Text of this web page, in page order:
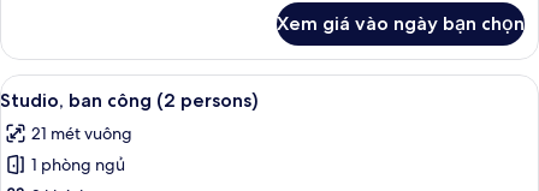
khuyết
tật
(3
persons)
Studio,
phù
hợp
người
khuyết
tật
Xem giá vào ngày bạn chọn
Xem
tất
cả
ảnh
Bàn, khu vực làm việc phù hợp cho
13
Studio, ban công (2 persons)
21 mét vuông
1 phòng ngủ